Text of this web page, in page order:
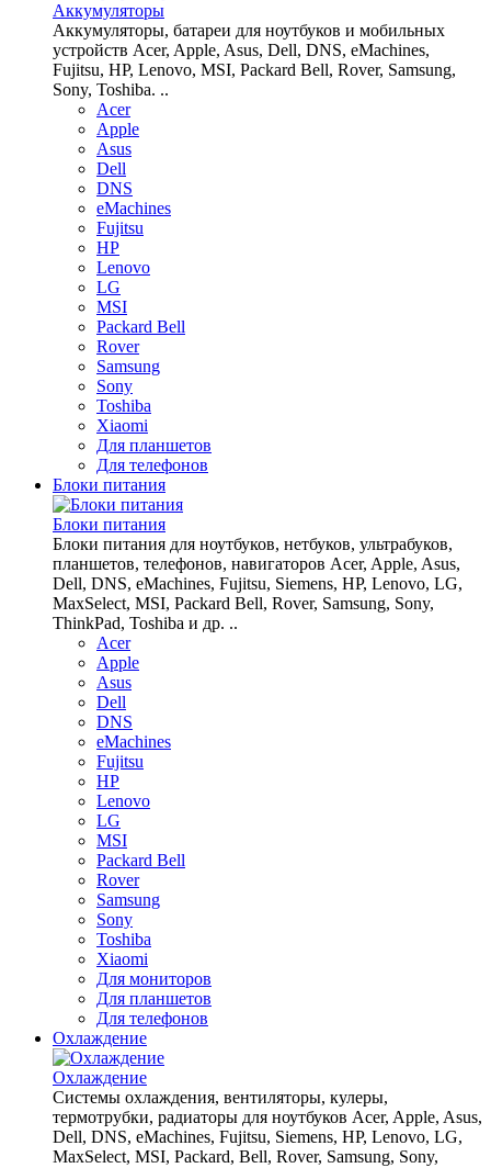
Аккумуляторы
Аккумуляторы, батареи для ноутбуков и мобильных
устройств Acer, Apple, Asus, Dell, DNS, eMachines,
Fujitsu, HP, Lenovo, MSI, Packard Bell, Rover, Samsung,
Sony, Toshiba. ..
Acer
Apple
Asus
Dell
DNS
eMachines
Fujitsu
HP
Lenovo
LG
MSI
Packard Bell
Rover
Samsung
Sony
Toshiba
Xiaomi
Для планшетов
Для телефонов
Блоки питания
Блоки питания
Блоки питания для ноутбуков, нетбуков, ультрабуков,
планшетов, телефонов, навигаторов Acer, Apple, Asus,
Dell, DNS, eMachines, Fujitsu, Siemens, HP, Lenovo, LG,
MaxSelect, MSI, Packard Bell, Rover, Samsung, Sony,
ThinkPad, Toshiba и др. ..
Acer
Apple
Asus
Dell
DNS
eMachines
Fujitsu
HP
Lenovo
LG
MSI
Packard Bell
Rover
Samsung
Sony
Toshiba
Xiaomi
Для мониторов
Для планшетов
Для телефонов
Охлаждение
Охлаждение
Системы охлаждения, вентиляторы, кулеры,
термотрубки, радиаторы для ноутбуков Acer, Apple, Asus,
Dell, DNS, eMachines, Fujitsu, Siemens, HP, Lenovo, LG,
MaxSelect, MSI, Packard, Bell, Rover, Samsung, Sony,